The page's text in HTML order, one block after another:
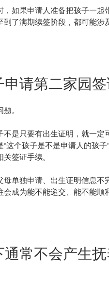
如果申请人准备把孩子一起
了满期续签阶段，都可能涉
请第二家园签
。
是只要有出生证明，就一定
这个孩子是不是申请人的孩子
签证手续。
单独申请、出生证明信息不
成为能不能递交、能不能顺
常不会产生